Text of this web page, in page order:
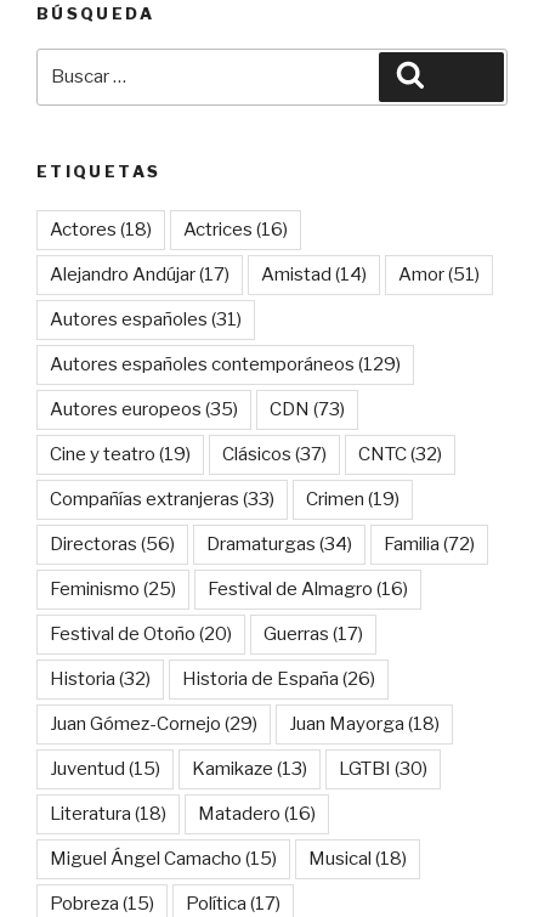
BÚSQUEDA
ETIQUETAS
Actores (18) Actrices (16)
Alejandro Andújar(17) Amistad (14) Amor(51)
Autores españoles (31)
Autores españoles contemporáneos (129)
Autores europeos (35) CDN (73)
Cine y teatro (19) Clásicos (37) CNTC(32)
Compañías extranjeras (33) Crimen (19)
Directoras (56) Dramaturgas (34) Familia (72)
Feminismo (25) Festival de Almagro (16)
Festival de Otoño (20) Guerras (17)
Historia (32) Historia de España (26)
Juan Gómez-Cornejo (29) Juan Mayorga (18)
Juventud (15) Kamikaze (13) LGTBI (30)
Literatura (18) Matadero (16)
Miguel Ángel Camacho (15) Musical (18)
Pobreza (15) Política (17)